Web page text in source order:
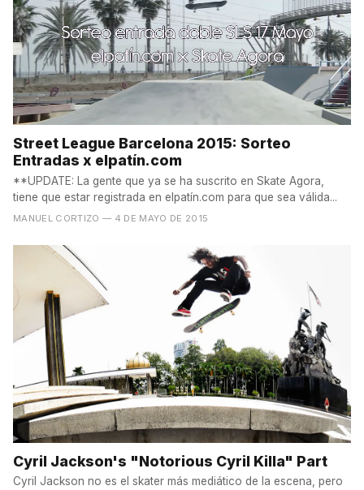
Street League Barcelona 2015: Sorteo
Entradas x elpatín.com
**UPDATE: La gente que ya se ha suscrito en Skate Agora,
tiene que estar registrada en elpatín.com para que sea válida...
MANUEL CORTIZO — 4 DE MAYO DE 2015
Cyril Jackson's "Notorious Cyril Killa" Part
Cyril Jackson no es el skater más mediático de la escena, pero